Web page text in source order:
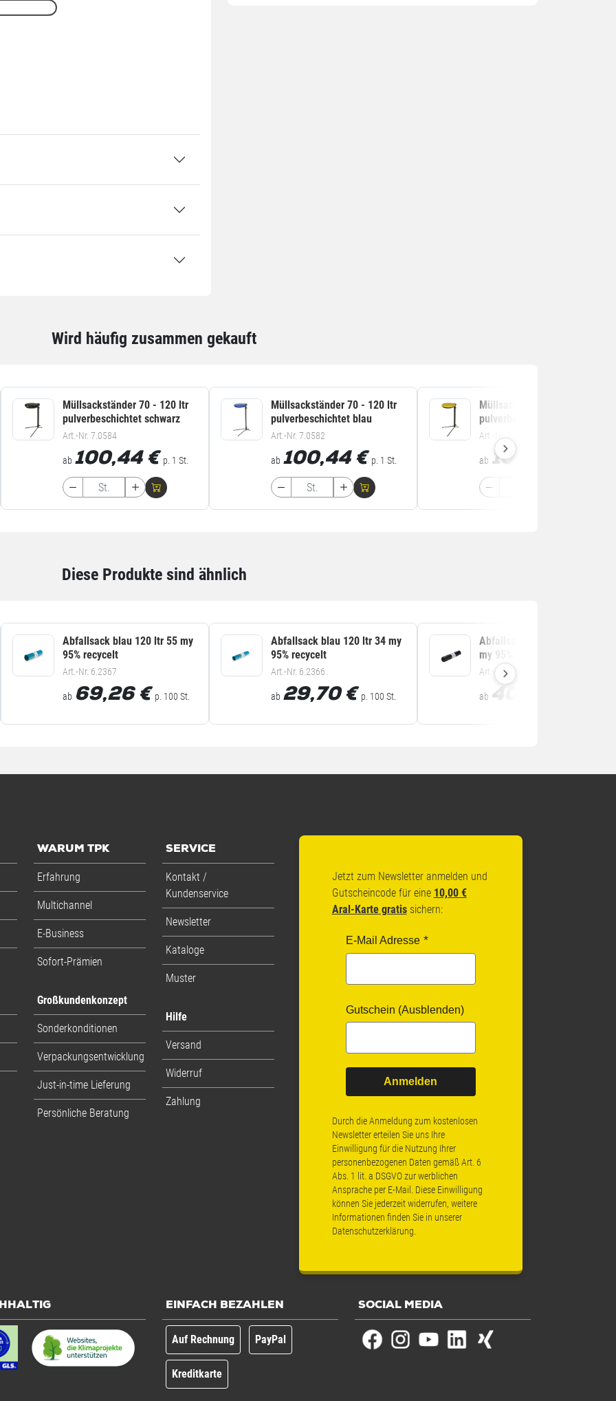
Wird häufig zusammen gekauft
Müllsackständer 70 - 120 ltr
pulverbeschichtet schwarz
Art.-Nr. 7.0584
ab 100,44 € p. 1 St.
Müllsackständer 70 - 120 ltr
pulverbeschichtet blau
Art.-Nr. 7.0582
ab 100,44 € p. 1 St.
Müllsackständer 70 - 120 ltr
pulverbeschichtet gelb
Art.-Nr. 7.0581
ab 100,44
Diese Produkte sind ähnlich
Abfallsack blau 120 ltr 55 my
95% recycelt
Art.-Nr. 6.2367
ab 69,26 € p. 100 St.
Abfallsack blau 120 ltr 34 my
95% recycelt
Art.-Nr. 6.2366
ab 29,70€ p. 100 St.
Abfallsack schwarz 120 ltr 31
my 95% recycelt
Art.-Nr. 6.2365
ab 40,73
WARUM TPK
Erfahrung
Multichannel
E-Business
Sofort-Prämien
Großkundenkonzept
Sonderkonditionen
Verpackungsentwicklung
Just-in-time Lieferung
Persönliche Beratung
SERVICE
Kontakt /
Kundenservice
Newsletter
Kataloge
Muster
Hilfe
Versand
Widerruf
Zahlung
Jetzt zum Newsletter anmelden und
Gutscheincode für eine 10,00 €
Aral-Karte gratissichern:
E-Mail Adresse
Gutschein (Ausblenden)
Anmelden
Durch die Anmeldung zum kostenlosen
Newsletter erteilen Sie uns Ihre
Einwilligung für die Nutzung Ihrer
personenbezogenen Daten gemäß Art. 6
Abs. 1 lit. a DSGVO zur werblichen
Ansprache per E-Mail. Diese Einwilligung
können Sie jederzeit widerrufen, weitere
Informationen finden Sie in unserer
Datenschutzerklärung.
EINFACH BEZAHLEN
Auf Rechnung PayPal
Kreditkarte
SOCIAL MEDIA